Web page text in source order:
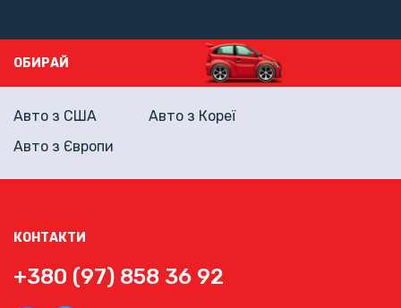
КОНТАКТИ
+380 (97) 858 36 92
ОБИРАЙ
Авто з США
Авто з Кореї
Авто з Європи